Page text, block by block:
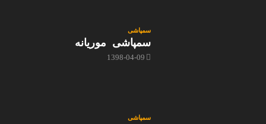
سمپاشی
سمپاشی موریانه
1398-04-09
سمپاشی